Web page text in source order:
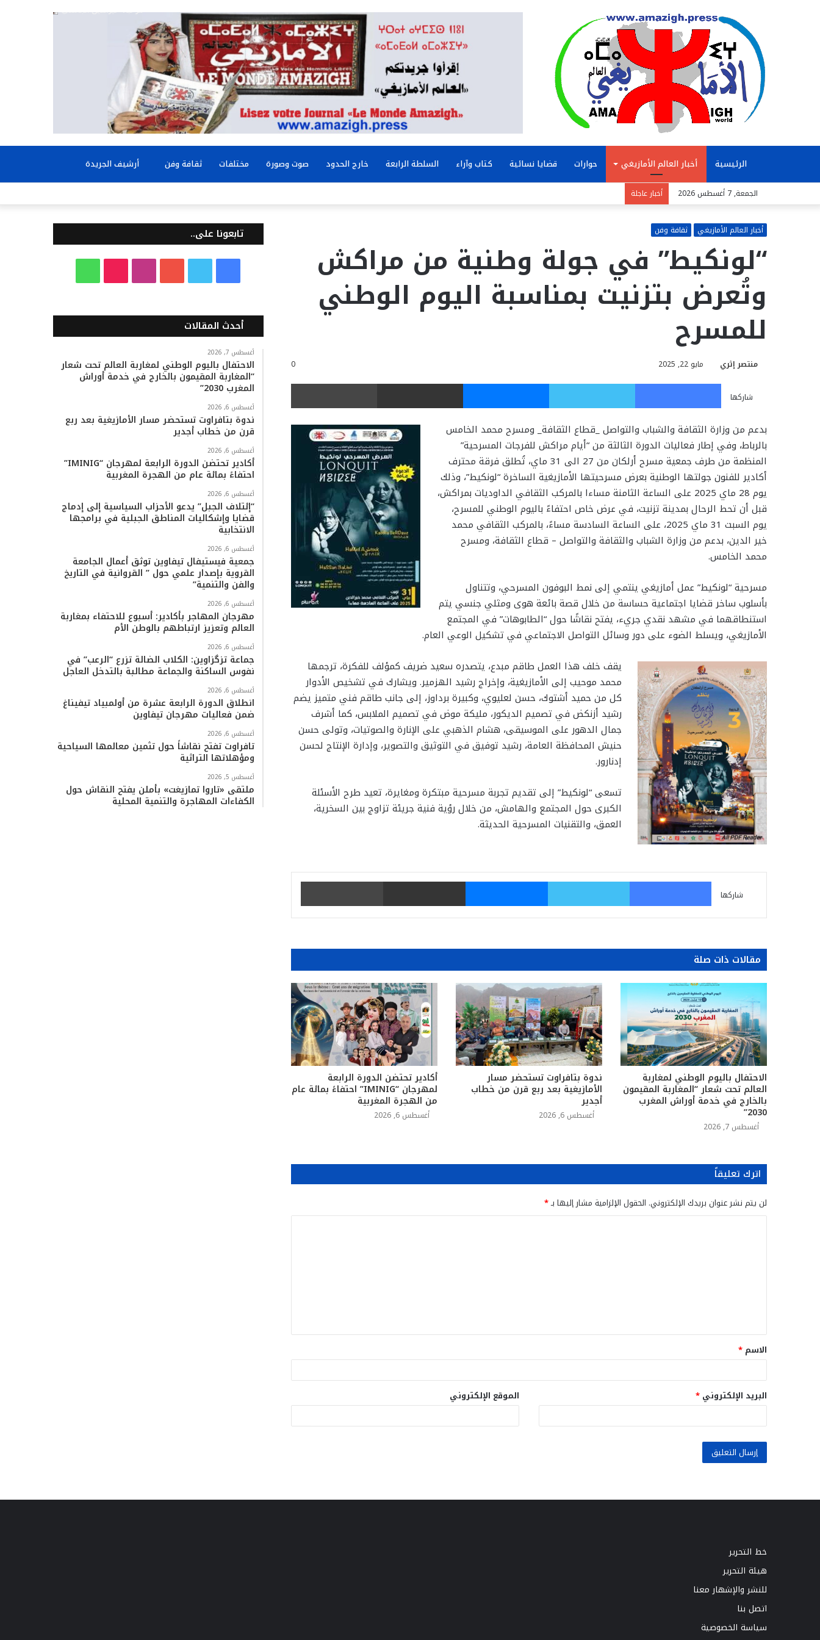
الرئيسية أخبار العالم الأمازيغي حوارات قضايا نسائية كتاب وآراء السلطة الرابعة خارج الحدود صوت وصورة مختلفات ثقافة وفن أرشيف الجريدة
عن
الجمعة, 7 أغسطس 2026 أخبار عاجلة
أخبار العالم الأمازيغي ثقافة وفن
“لونكيط” في جولة وطنية من مراكش
وتُعرض بتزنيت بمناسبة اليوم الوطني
للمسرح
منتصر إثري مايو 22, 2025 0
شاركها
فيسبوك تويتر ماسنجر مشاركة عبر البريد
بدعم من وزارة الثقافة والشباب والتواصل _قطاع الثقافة_ ومسرح محمد الخامس
بالرباط، وفي إطار فعاليات الدورة الثالثة من “أيام مراكش للفرجات المسرحية”
المنظمة من طرف جمعية مسرح أرلكان من 27 الى 31 ماي، تُطلق فرقة محترف
أكادير للفنون جولتها الوطنية بعرض مسرحيتها الأمازيغية الساخرة “لونكيط”، وذلك
يوم 28 ماي 2025 على الساعة الثامنة مساءا بالمركب الثقافي الداوديات بمراكش،
قبل أن تحط الرحال بمدينة تزنيت، في عرض خاص احتفاءً باليوم الوطني للمسرح،
يوم السبت 31 ماي 2025، على الساعة السادسة مساءً، بالمركب الثقافي محمد
خير الدين، بدعم من وزارة الشباب والثقافة والتواصل – قطاع الثقافة، ومسرح
محمد الخامس.
مسرحية “لونكيط” عمل أمازيغي ينتمي إلى نمط البوفون المسرحي، وتتناول
بأسلوب ساخر قضايا اجتماعية حساسة من خلال قصة بائعة هوى ومثلي جنسي يتم
استنطاقهما في مشهد نقدي جريء، يفتح نقاشًا حول “الطابوهات” في المجتمع
الأمازيغي، ويسلط الضوء على دور وسائل التواصل الاجتماعي في تشكيل الوعي العام.
يقف خلف هذا العمل طاقم مبدع، يتصدره سعيد ضريف كمؤلف للفكرة، ترجمها
محمد موحيب إلى الأمازيغية، وإخراج رشيد الهزمير. ويشارك في تشخيص الأدوار
كل من حميد أشتوك، حسن لعليوي، وكبيرة برداوز، إلى جانب طاقم فني متميز يضم
رشيد أزنكض في تصميم الديكور، مليكة موض في تصميم الملابس، كما أشرف
جمال الدهور على الموسيقى، هشام الذهبي على الإنارة والصوتيات، وتولى حسن
حنيش المحافظة العامة، رشيد توفيق في التوثيق والتصوير، وإدارة الإنتاج لحسن
إدنارور.
تسعى “لونكيط” إلى تقديم تجربة مسرحية مبتكرة ومغايرة، تعيد طرح الأسئلة
الكبرى حول المجتمع والهامش، من خلال رؤية فنية جريئة تزاوج بين السخرية،
العمق، والتقنيات المسرحية الحديثة.
شاركها
فيسبوك تويتر ماسنجر مشاركة عبر البريد
مقالات ذات صلة
الاحتفال باليوم الوطني لمغاربة
العالم تحت شعار “المغاربة المقيمون
بالخارج في خدمة أوراش المغرب
2030”
أغسطس 7, 2026
ندوة بتافراوت تستحضر مسار
الأمازيغية بعد ربع قرن من خطاب
أجدير
أغسطس 6, 2026
أكادير تحتضن الدورة الرابعة
لمهرجان “IMINIG” احتفاءً بمائة عام
من الهجرة المغربية
أغسطس 6, 2026
اترك تعليقاً
لن يتم نشر عنوان بريدك الإلكتروني. الحقول الإلزامية مشار إليها بـ*
ق
*
الاسم *
البريد الإلكتروني * الموقع الإلكتروني
تابعونا على..
س
ب
و
ك
ي
ت
ر
ت
ي
و
س
ت
ق
k
T
o
ت
س
ا
أحدث المقالات
أغسطس 7, 2026
الاحتفال باليوم الوطني لمغاربة العالم تحت شعار
“المغاربة المقيمون بالخارج في خدمة أوراش
المغرب 2030”
أغسطس 6, 2026
ندوة بتافراوت تستحضر مسار الأمازيغية بعد ربع
قرن من خطاب أجدير
أغسطس 6, 2026
أكادير تحتضن الدورة الرابعة لمهرجان “IMINIG”
احتفاءً بمائة عام من الهجرة المغربية
أغسطس 6, 2026
“إئتلاف الجبل” يدعو الأحزاب السياسية إلى إدماج
قضايا وإشكاليات المناطق الجبلية في برامجها
الانتخابية
أغسطس 6, 2026
جمعية فيستيفال تيفاوين توثق أعمال الجامعة
القروية بإصدار علمي حول ” القروانية في التاريخ
والفن والتنمية”
أغسطس 6, 2026
مهرجان المهاجر بأكادير: أسبوع للاحتفاء بمغاربة
العالم وتعزيز ارتباطهم بالوطن الأم
أغسطس 6, 2026
جماعة تزگزاوين: الكلاب الضالة تزرع “الرعب” في
نفوس الساكنة والجماعة مطالبة بالتدخل العاجل
أغسطس 6, 2026
انطلاق الدورة الرابعة عشرة من أولمبياد تيفيناغ
ضمن فعاليات مهرجان تيفاوين
أغسطس 6, 2026
تافراوت تفتح نقاشاً حول تثمين معالمها السياحية
ومؤهلاتها التراثية
أغسطس 5, 2026
ملتقى «تاروا تمازيغت» بأملن يفتح النقاش حول
الكفاءات المهاجرة والتنمية المحلية
خط التحرير
هيئة التحرير
للنشر والإشهار معنا
اتصل بنا
سياسة الخصوصية